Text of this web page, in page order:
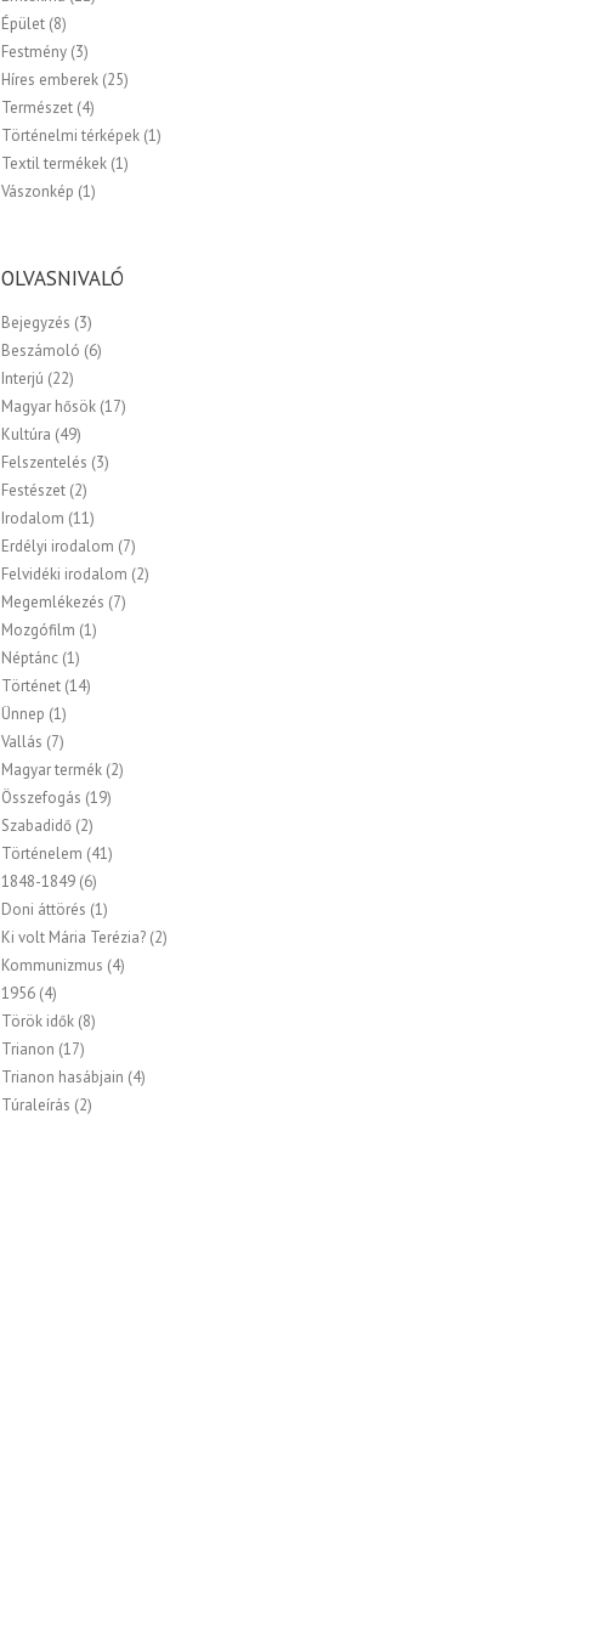
Épület (8)
Festmény (3)
Híres emberek (25)
Természet (4)
Történelmi térképek (1)
Textil termékek (1)
Vászonkép (1)
OLVASNIVALÓ
Bejegyzés (3)
Beszámoló (6)
Interjú (22)
Magyar hősök (17)
Kultúra (49)
Felszentelés (3)
Festészet (2)
Irodalom (11)
Erdélyi irodalom (7)
Felvidéki irodalom (2)
Megemlékezés (7)
Mozgófilm (1)
Néptánc (1)
Történet (14)
Ünnep (1)
Vallás (7)
Magyar termék (2)
Összefogás (19)
Szabadidő (2)
Történelem (41)
1848-1849 (6)
Doni áttörés (1)
Ki volt Mária Terézia? (2)
Kommunizmus (4)
1956 (4)
Török idők (8)
Trianon (17)
Trianon hasábjain (4)
Túraleírás (2)